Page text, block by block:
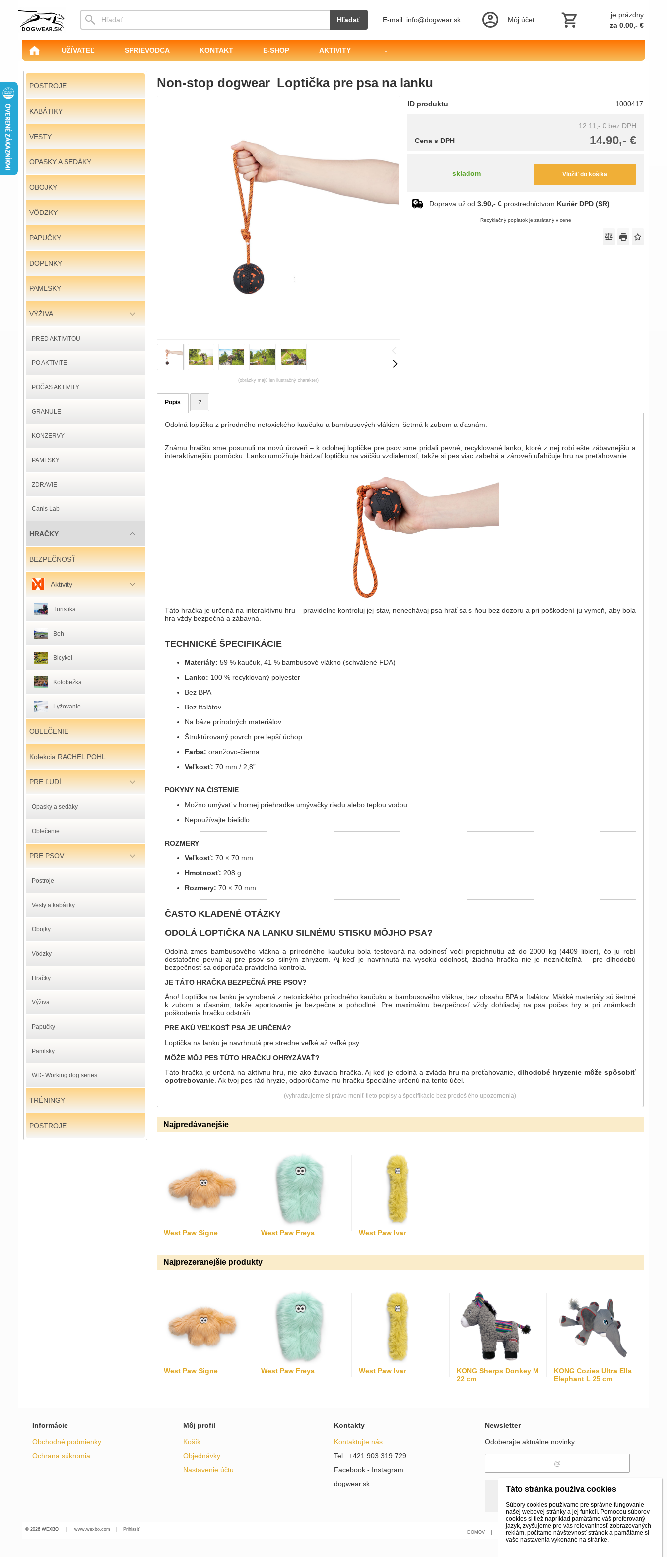
Hľadať E-mail: info@dogwear.sk Môj účet
je prázdny
za 0.00,- €
UŽÍVATEĽ SPRIEVODCA KONTAKT E-SHOP AKTIVITY -
POSTROJE
KABÁTIKY
VESTY
OPASKY A SEDÁKY
OBOJKY
VÔDZKY
PAPUČKY
DOPLNKY
PAMLSKY
VÝŽIVA
PRED AKTIVITOU
PO AKTIVITE
POČAS AKTIVITY
GRANULE
KONZERVY
PAMLSKY
ZDRAVIE
Canis Lab
HRAČKY
BEZPEČNOSŤ
Aktivity
Turistika
Beh
Bicykel
Kolobežka
Lyžovanie
OBLEČENIE
Kolekcia RACHEL POHL
PRE ĽUDÍ
Opasky a sedáky
Oblečenie
PRE PSOV
Postroje
Vesty a kabátiky
Obojky
Vôdzky
Hračky
Výživa
Papučky
Pamlsky
WD- Working dog series
TRÉNINGY
POSTROJE
Non-stop dogwear Loptička pre psa na lanku
(obrázky majú len ilustračný charakter)
ID produktu 1000417
12.11,- € bez DPH
14.90,- €
Cena s DPH
skladom Vložiť do košíka
Doprava už od3.90,- € prostredníctvom Kuriér DPD (SR)
Recyklačný poplatok je zarátaný v cene
Popis ?
Odolná loptička z prírodného netoxického kaučuku a bambusových vlákien, šetrná k zubom a ďasnám.
Známu hračku sme posunuli na novú úroveň – k odolnej loptičke pre psov sme pridali pevné, recyklované lanko, ktoré z nej robí ešte zábavnejšiu a
interaktívnejšiu pomôcku. Lanko umožňuje hádzať loptičku na väčšiu vzdialenosť, takže si pes viac zabehá a zároveň uľahčuje hru na preťahovanie.
Táto hračka je určená na interaktívnu hru – pravidelne kontroluj jej stav, nenechávaj psa hrať sa s ňou bez dozoru a pri poškodení ju vymeň, aby bola
hra vždy bezpečná a zábavná.
TECHNICKÉ ŠPECIFIKÁCIE
Materiály: 59 % kaučuk, 41 % bambusové vlákno (schválené FDA)
Lanko: 100 % recyklovaný polyester
Bez BPA
Bez ftalátov
Na báze prírodných materiálov
Štruktúrovaný povrch pre lepší úchop
Farba: oranžovo-čierna
Veľkosť: 70 mm / 2,8”
POKYNY NA ČISTENIE
Možno umývať v hornej priehradke umývačky riadu alebo teplou vodou
Nepoužívajte bielidlo
ROZMERY
Veľkosť: 70 × 70 mm
Hmotnosť: 208 g
Rozmery: 70 × 70 mm
ČASTO KLADENÉ OTÁZKY
ODOLÁ LOPTIČKA NA LANKU SILNÉMU STISKU MÔJHO PSA?
Odolná zmes bambusového vlákna a prírodného kaučuku bola testovaná na odolnosť voči prepichnutiu až do 2000 kg (4409 libier), čo ju robí
dostatočne pevnú aj pre psov so silným zhryzom. Aj keď je navrhnutá na vysokú odolnosť, žiadna hračka nie je nezničiteľná – pre dlhodobú
bezpečnosť sa odporúča pravidelná kontrola.
JE TÁTO HRAČKA BEZPEČNÁ PRE PSOV?
Áno! Loptička na lanku je vyrobená z netoxického prírodného kaučuku a bambusového vlákna, bez obsahu BPA a ftalátov. Mäkké materiály sú šetrné
k zubom a ďasnám, takže aportovanie je bezpečné a pohodlné. Pre maximálnu bezpečnosť vždy dohliadaj na psa počas hry a pri známkach
poškodenia hračku odstráň.
PRE AKÚ VEĽKOSŤ PSA JE URČENÁ?
Loptička na lanku je navrhnutá pre stredne veľké až veľké psy.
MÔŽE MÔJ PES TÚTO HRAČKU OHRYZÁVAŤ?
Táto hračka je určená na aktívnu hru, nie ako žuvacia hračka. Aj keď je odolná a zvláda hru na preťahovanie,dlhodobé hryzenie môže spôsobiť
opotrebovanie. Ak tvoj pes rád hryzie, odporúčame mu hračku špeciálne určenú na tento účel.
(vyhradzujeme si právo meniť tieto popisy a špecifikácie bez predošlého upozornenia)
Najpredávanejšie
West Paw Signe West Paw Freya West Paw Ivar
Najprezeranejšie produkty
West Paw Signe West Paw Freya West Paw Ivar
KONG Sherps Donkey M
22 cm
KONG Cozies Ultra Ella
Elephant L 25 cm
Informácie
Obchodné podmienky
Ochrana súkromia
Môj profil
Košík
Objednávky
Nastavenie účtu
Kontakty
Kontaktujte nás
Tel.: +421 903 319 729
Facebook - Instagram
dogwear.sk
Newsletter
Odoberajte aktuálne novinky
© 2026 WEXBO | www.wexbo.com Prihlásiť
DOMOV Kontakt| E-SHOP|
Táto stránka používa cookies
Súbory cookies používame pre správne fungovanie
našej webovej stránky a jej funkcií. Pomocou súborov
cookies si tiež napríklad pamätáme váš preferovaný
jazyk, zvyšujeme pre vás relevantnosť zobrazovaných
reklám, počítame návštevnosť stránok a pamätáme si
vaše nastavenia vykonané na stránke.